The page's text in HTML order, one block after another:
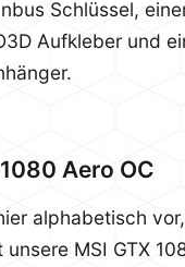
Schlüssel,
Aufkleber und
Aero OC
alphabetisch
unsere MSI GTX